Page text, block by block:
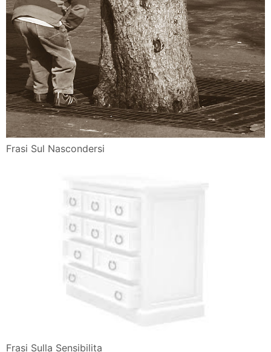
Frasi Sul Nascondersi
Frasi Sulla Sensibilita